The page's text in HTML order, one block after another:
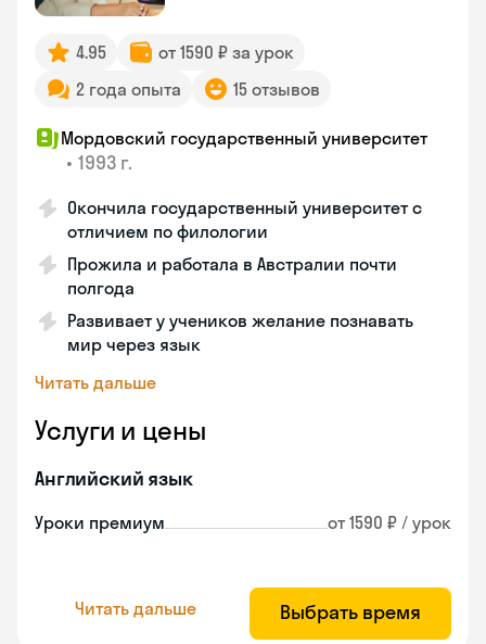
4.95
от 1590 ₽ за урок
2 года опыта
15 отзывов
Мордовский государственный университет
• 1993 г.
Окончила государственный университет с
отличием по филологии
Прожила и работала в Австралии почти
полгода
Развивает у учеников желание познавать
мир через язык
Читать дальше
Услуги и цены
Английский язык
Уроки премиум от 1590 ₽ / урок
Читать дальше Выбрать время